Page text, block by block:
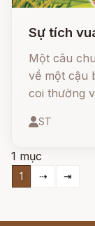
Sự tích
Một câu
về một cậu
coi thường
phàm có
vua hiền
ST
1 mục
1 ⇢ ⇥